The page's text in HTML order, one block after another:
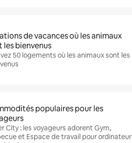
de vacances où les animaux
les bienvenus
50 logements où les animaux sont les
populaires pour les
City : les voyageurs adorent Gym,
et Espace de travail pour ordinateur